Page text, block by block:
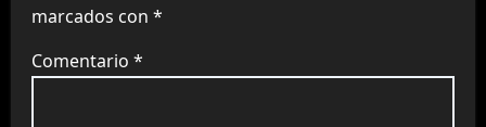
marcados con *
Comentario *